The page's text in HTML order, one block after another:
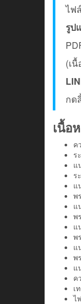
ไฟ
รูป
(เ
กด
เนื้อ
ค
ร
แ
ร
แ
พ
แ
พ
แ
พ
แ
พ
แ
ค
เ
ไ